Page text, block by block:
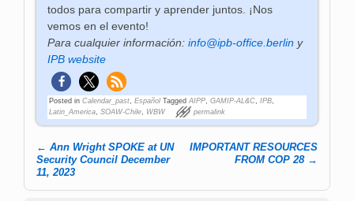
todos para compartir y aprender juntos. ¡Nos
vemos en el evento!
Para cualquier información:info@ipb-office.berlin y
IPB website
Posted in Calendar_past ,Español Tagged AIPP ,GAMIP-AL&C ,IPB
Latin_America ,SOAW-Chile WBW permalink
Post navigation
← Ann Wright SPOKE at UN
Security Council December
11, 2023
IMPORTANT RESOURCES
FROM COP 28 →